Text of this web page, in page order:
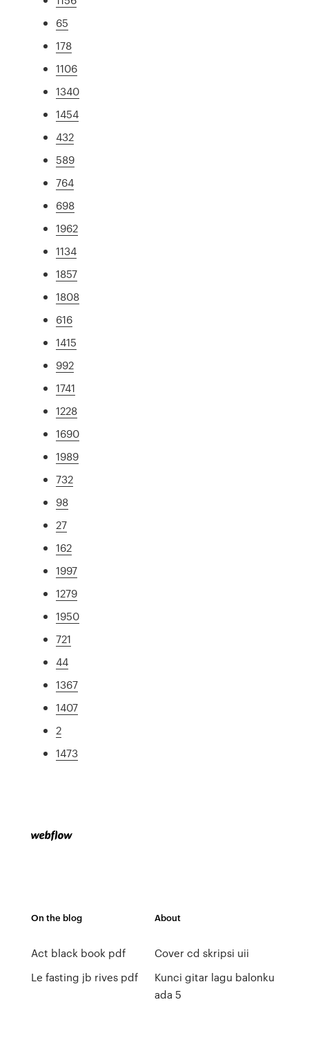
65
178
1106
1340
1454
432
589
764
698
1962
1134
1857
1808
616
1415
992
1741
1228
1690
1989
732
98
27
162
1997
1279
1950
721
44
1367
1407
2
1473
On the blog
Act black book pdf
Le fasting jb rives pdf
About
Cover cd skripsi uii
Kunci gitar lagu balonku
ada 5